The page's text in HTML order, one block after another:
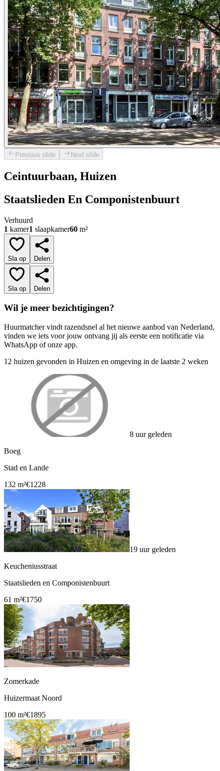
Previous slide Next slide
Ceintuurbaan, Huizen
Staatslieden En Componistenbuurt
Verhuurd
1 kamer1 slaapkamer60 m²
Sla op Delen
Sla op Delen
Wil je meer bezichtigingen?
Huurmatcher vindt razendsnel al het nieuwe aanbod van Nederland,
vinden we iets voor jouw ontvang jij als eerste een notificatie via
WhatsApp of onze app.
12 huizen gevonden in Huizen en omgeving in de laatste 2 weken
8 uur geleden
Boeg
Stad en Lande
132 m²€1228
19 uur geleden
Keucheniusstraat
Staatslieden en Componistenbuurt
61 m²€1750
Zomerkade
Huizermaat Noord
100 m²€1895